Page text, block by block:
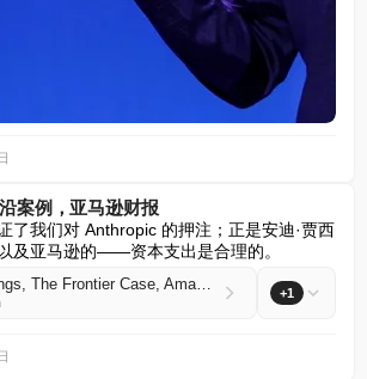
案例，亚马逊财报
了我们对 Anthropic 的押注；正是安迪·贾西
亚马逊的——资本支出是合理的。
Google Earnings, The Frontier Case, Amazon Earnings +1